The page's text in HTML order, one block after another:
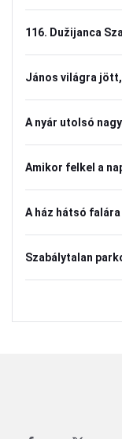
116. Dužijanca
János világra
A nyár utolsó
Amikor felkel a
A ház hátsó
Szabálytalan